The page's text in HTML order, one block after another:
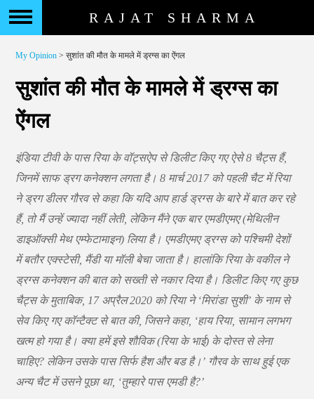
RAJAT SHARMA
My Opinion > सुशांत की मौत के मामले में ड्रग्स का ऐंगल
सुशांत की मौत के मामले में ड्रग्स का
ऐंगल
इंडिया टीवी के पास रिया के वॉट्सऐप से डिलीट किए गए ऐसे 8 चैट्स हैं,
जिनमें साफ ड्रग कनेक्शन लगता है। 8 मार्च 2017 को पहली चैट में रिया
ने ड्रग डीलर गौरव से कहा कि यदि आप हार्ड ड्रग्स के बारे में बात कर रहे
हैं, तो मैं उन्हें ज्यादा नहीं लेती, लेकिन मैंने एक बार एमडीएमए (मेथिलीन
डाइऑक्सी मेथ एम्फेटामाइन) लिया है। एमडीएमए ड्रग्स को पश्चिमी देशों
में बतौर एक्स्टेसी, मैंडी या मॉली बेचा जाता है। हालांकि रिया के वकील ने
ड्रग्स कनेक्शन की बात को सख्ती से नकार दिया है। डिलीट किए गए कुछ
चैट्स के मुताबिक, 17 अप्रैल 2020 को रिया ने ‘मिरांडा सुशी’ के नाम से
सेव किए गए कॉन्टैक्ट से बात की, जिसने कहा, ‘हाय रिया, सामान लगभग
खत्म हो गया है। क्या हमें इसे शौविक (रिया के भाई) के दोस्त से लेना
चाहिए? लेकिन उसके पास सिर्फ हैश और बड है।’ गौरव के साथ हुई एक
अन्य चैट में उसने पूछा था, ‘तुम्हारे पास एमडी है?’